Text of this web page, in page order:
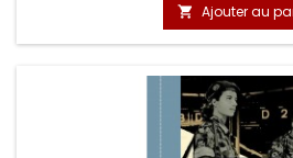
 Ajouter au